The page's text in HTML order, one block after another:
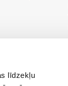
līdzekļu